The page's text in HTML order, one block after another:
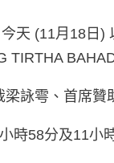
天 (11月18日)
TIRTHA
詠雩、首席
時58分及11小